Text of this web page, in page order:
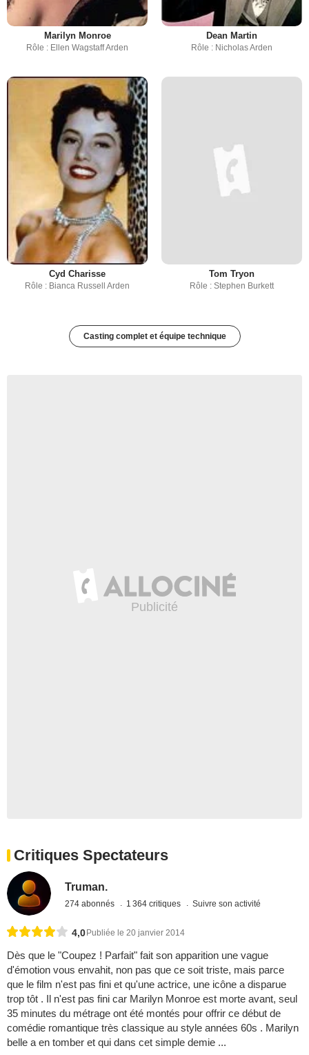
Marilyn Monroe
Rôle : Ellen Wagstaff Arden
Dean Martin
Rôle : Nicholas Arden
Cyd Charisse
Rôle : Bianca Russell Arden
Tom Tryon
Rôle : Stephen Burkett
Casting complet et équipe technique
Critiques Spectateurs
Truman.
274 abonnés 1 364 critiques Suivre son activité
4,0 Publiée le 20 janvier 2014
Dès que le "Coupez ! Parfait" fait son apparition une vague
d'émotion vous envahit, non pas que ce soit triste, mais parce
que le film n'est pas fini et qu'une actrice, une icône a disparue
trop tôt . Il n'est pas fini car Marilyn Monroe est morte avant, seul
35 minutes du métrage ont été montés pour offrir ce début de
comédie romantique très classique au style années 60s . Marilyn
belle a en tomber et qui dans cet simple demie ...